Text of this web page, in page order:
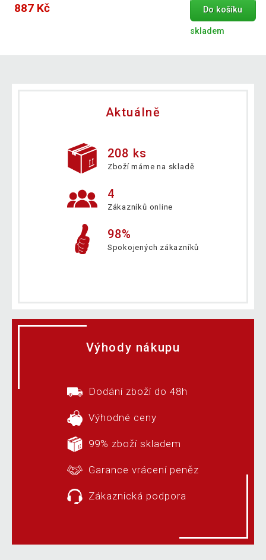
887 Kč Do košíku
skladem
Aktuálně
208 ks
Zboží máme na skladě
4
Zákazníků online
98%
Spokojených zákazníků
Výhody nákupu
Dodání zboží do 48h
Výhodné ceny
99% zboží skladem
Garance vrácení peněz
Zákaznická podpora